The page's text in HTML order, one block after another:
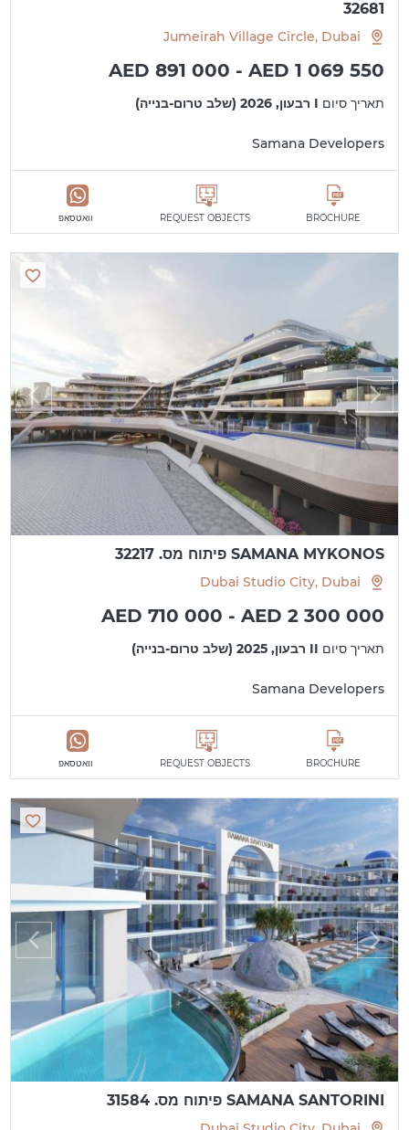
32681
Jumeirah Village Circle, Dubai
AED 891 000 - AED 1 069 550
תאריך סיום I רבעון, 2026 (שלב טרום-בנייה)
Samana Developers
BROCHURE
REQUEST OBJECTS וואטסאפ
SAMANA MYKONOS פיתוח מס. 32217
Dubai Studio City, Dubai
AED 710 000 - AED 2 300 000
תאריך סיום II רבעון, 2025 (שלב טרום-בנייה)
Samana Developers
BROCHURE
REQUEST OBJECTS וואטסאפ
SAMANA SANTORINI פיתוח מס. 31584